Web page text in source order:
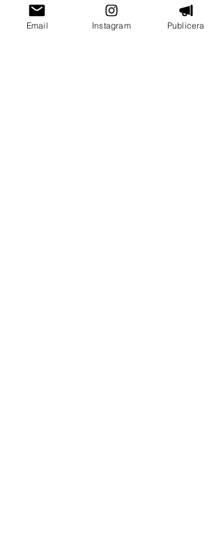
• Att informera personalen för lite eller
på ett sätt som kränker elevens
Email Instagram Publicera